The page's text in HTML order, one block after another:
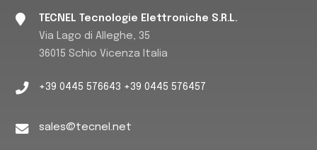
TECNEL Tecnologie Elettroniche S.R.L.
Via Lago di Alleghe, 35
36015 Schio Vicenza Italia
+39 0445 576643 +39 0445 576457
sales@tecnel.net